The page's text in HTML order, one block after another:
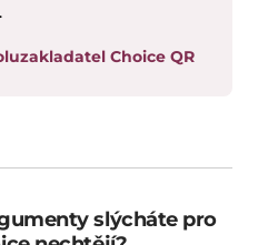
Choice QR
slýcháte pro